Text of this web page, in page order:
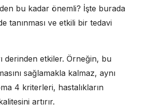
bu kadar önemli? İşte burada
tanınması ve etkili bir tedavi
derinden etkiler. Örneğin, bu
sağlamakla kalmaz, aynı
4 kriterleri, hastalıkların
artırır.